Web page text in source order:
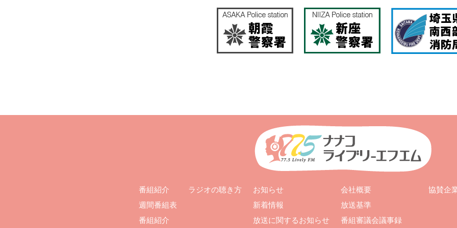
番組紹介
週間番組表
番組紹介
ラジオの聴き方
お知らせ
新着情報
放送に関するお知らせ
会社概要
放送基準
番組審議会議事録
協賛企